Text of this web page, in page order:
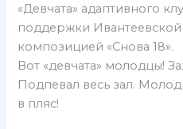
«Девчата» адаптивного
поддержки
композицией «Снова 18».
Вот «девчата» молодцы!
Подпевал весь зал.
в пляс!